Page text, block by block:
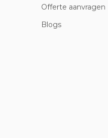
Offerte aanvragen
Blogs